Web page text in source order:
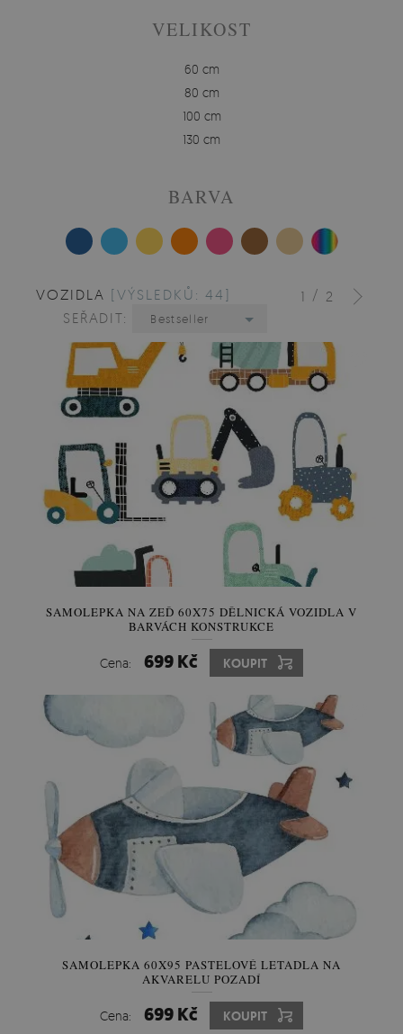
VELIKOST
60 cm
80 cm
100 cm
130 cm
BARVA
1 / 2
VOZIDLA [VÝSLEDKŮ: 44]
SEŘADIT:
Bestseller
SAMOLEPKA NA ZEĎ 60X75 DĚLNICKÁ VOZIDLA V
BARVÁCH KONSTRUKCE
Cena: 699 Kč KOUPIT
SAMOLEPKA 60X95 PASTELOVÉ LETADLA NA
AKVARELU POZADÍ
Cena: 699 Kč KOUPIT